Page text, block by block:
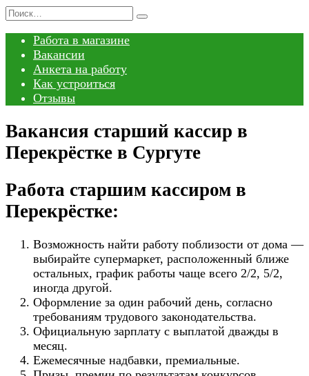
Перейти
содержанию
Search
Работа в магазине
Вакансии
Анкета на работу
Как устроиться
Отзывы
Вакансия старший кассир в
Перекрёстке в Сургуте
Работа старшим кассиром в
Перекрёстке:
Возможность найти работу поблизости от дома —
выбирайте супермаркет, расположенный ближе
остальных, график работы чаще всего 2/2, 5/2,
иногда другой.
Оформление за один рабочий день, согласно
требованиям трудового законодательства.
Официальную зарплату с выплатой дважды в
месяц.
Ежемесячные надбавки, премиальные.